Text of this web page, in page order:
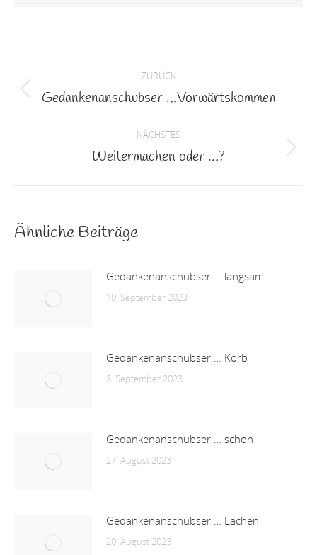
Kommentarnavigation
ZURÜCK
Vorheriger
Gedankenanschubser …Vorwärtskommen
NÄCHSTES
Nächster
Weitermachen oder …?
Ähnliche Beiträge
Gedankenanschubser … langsam
10. September 2023
Gedankenanschubser … Korb
3. September 2023
Gedankenanschubser … schon
27. August 2023
Gedankenanschubser … Lachen
20. August 2023